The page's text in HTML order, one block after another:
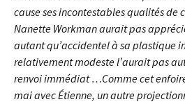
cause ses incontestables qualités de
Nanette Workman aurait pas
autant qu’accidentel à sa plastique
relativement modeste l’aurait pas
renvoi immédiat …Comme cet
mai avec Étienne, un autre